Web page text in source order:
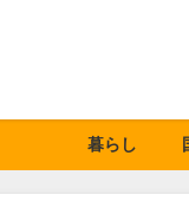
暮らし